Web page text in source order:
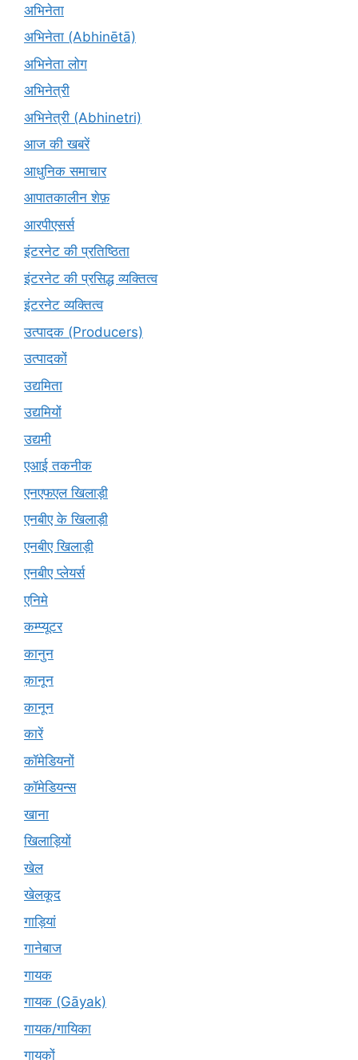
अभिनेता
अभिनेता (Abhinētā)
अभिनेता लोग
अभिनेत्री
अभिनेत्री (Abhinetri)
आज की खबरें
आधुनिक समाचार
आपातकालीन शेफ़
आरपीएसर्स
इंटरनेट की प्रतिष्ठिता
इंटरनेट की प्रसिद्ध व्यक्तित्व
इंटरनेट व्यक्तित्व
उत्पादक (Producers)
उत्पादकों
उद्यमिता
उद्यमियों
उद्यमी
एआई तकनीक
एनएफएल खिलाड़ी
एनबीए के खिलाड़ी
एनबीए खिलाड़ी
एनबीए प्लेयर्स
एनिमे
कम्प्यूटर
कानुन
क़ानून
कानून
कारें
कॉमेडियनों
कॉमेडियन्स
खाना
खिलाड़ियों
खेल
खेलकूद
गाड़ियां
गानेबाज
गायक
गायक (Gāyak)
गायक/गायिका
गायकों